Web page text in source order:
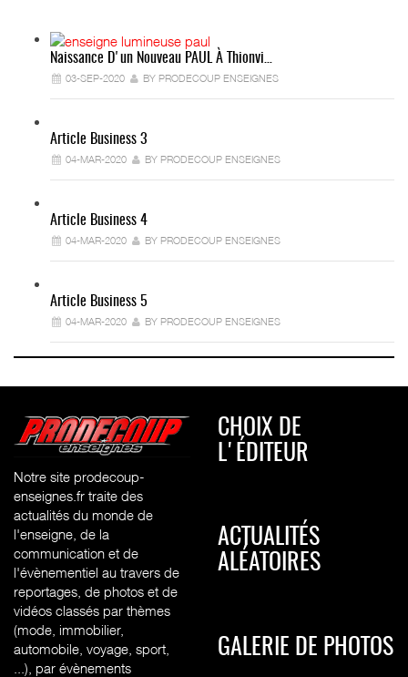
Naissance D'un Nouveau PAUL À Thionvi…
03-SEP-2020 BY PRODECOUP ENSEIGNES
Article Business 3
04-MAR-2020 BY PRODECOUP ENSEIGNES
Article Business 4
04-MAR-2020 BY PRODECOUP ENSEIGNES
Article Business 5
04-MAR-2020 BY PRODECOUP ENSEIGNES
Notre site prodecoup-
enseignes.fr traite des
actualités du monde de
l'enseigne, de la
communication et de
l'évènementiel au travers de
reportages, de photos et de
vidéos classés par thèmes
(mode, immobilier,
automobile, voyage, sport,
...), par évènements
CHOIX DE
L'ÉDITEUR
ACTUALITÉS
ALÉATOIRES
GALERIE DE PHOTOS